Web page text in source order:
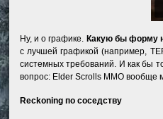
Ну, и о графике. Какую бы форму
с лучшей графикой (например,
системных требований. И как бы
вопрос: Elder Scrolls MMO вообще
Reckoning по соседству